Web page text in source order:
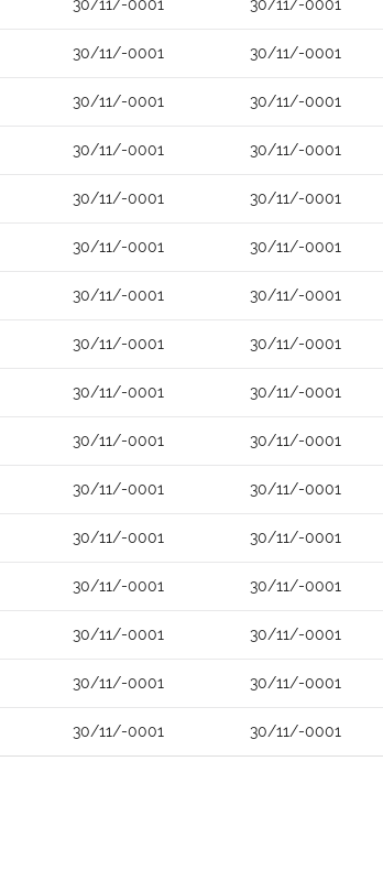
30/11/-0001 30/11/-0001
30/11/-0001 30/11/-0001
30/11/-0001 30/11/-0001
30/11/-0001 30/11/-0001
30/11/-0001 30/11/-0001
30/11/-0001 30/11/-0001
30/11/-0001 30/11/-0001
30/11/-0001 30/11/-0001
30/11/-0001 30/11/-0001
30/11/-0001 30/11/-0001
30/11/-0001 30/11/-0001
30/11/-0001 30/11/-0001
30/11/-0001 30/11/-0001
30/11/-0001 30/11/-0001
30/11/-0001 30/11/-0001
30/11/-0001 30/11/-0001